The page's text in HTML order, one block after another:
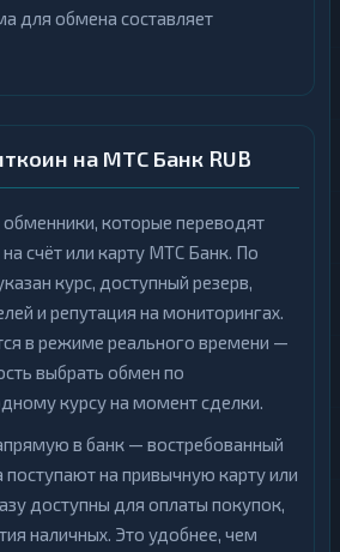
для обмена составляет
на МТС Банк RUB
которые переводят
счёт или карту МТС Банк. По
курс, доступный резерв,
и репутация на мониторингах.
в режиме реального времени —
выбрать обмен по
курсу на момент сделки.
в банк — востребованный
поступают на привычную карту или
доступны для оплаты покупок,
наличных. Это удобнее, чем